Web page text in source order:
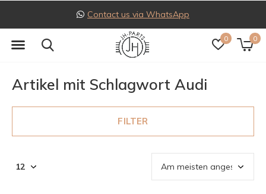
0 0
Follow us on Instagram
Artikel mit Schlagwort Audi
FILTER